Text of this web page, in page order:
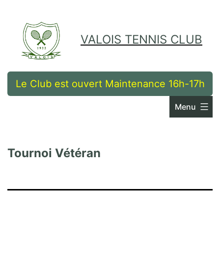
content
VALOIS TENNIS CLUB
Le Club est ouvert Maintenance 16h-17h
Menu
Tournoi Vétéran